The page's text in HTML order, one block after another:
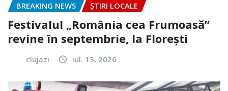
BREAKING NEWS ȘTIRI LOCALE
Festivalul „România cea Frumoasă”
revine în septembrie, la Florești
clujazi iul. 13, 2026